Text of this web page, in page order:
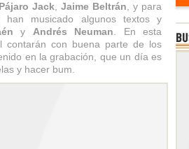
Pájaro Jack Jaime Beltrán , y para
han musicado algunos textos y
y Andrés Neuman . En esta
contarán con buena parte de los
en la grabación, que un día es
y hacer bum.